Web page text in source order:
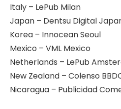
Italy – LePub Milan
Japan – Dentsu Digital
Korea – Innocean Seoul
Mexico – VML Mexico
Netherlands – LePub
New Zealand – Colenso
Nicaragua – Publicidad